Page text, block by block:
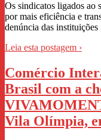
Os sindicatos ligados ao
por mais eficiência e
denúncia das
Leia esta postagem ›
Comércio
Brasil com a
Vila Olímpia,